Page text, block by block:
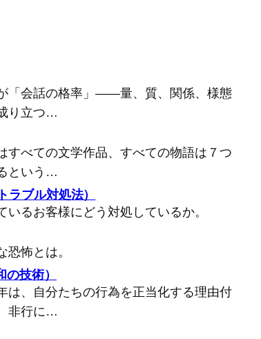
「会話の格率」――量、質、関係、様態
り立つ…
すべての文学作品、すべての物語は７つ
という…
ブル対処法）
るお客様にどう対処しているか。
怖とは。
技術）
は、自分たちの行為を正当化する理由付
非行に…